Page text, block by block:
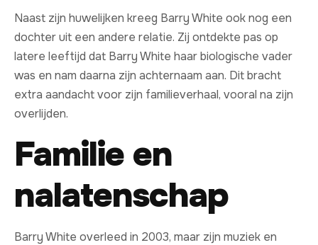
Naast zijn huwelijken kreeg Barry White ook nog een
dochter uit een andere relatie. Zij ontdekte pas op
latere leeftijd dat Barry White haar biologische vader
was en nam daarna zijn achternaam aan. Dit bracht
extra aandacht voor zijn familieverhaal, vooral na zijn
overlijden.
Familie en
nalatenschap
Barry White overleed in 2003, maar zijn muziek en